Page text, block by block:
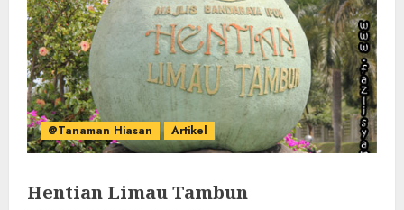
@Tanaman Hiasan Artikel
Hentian Limau Tambun